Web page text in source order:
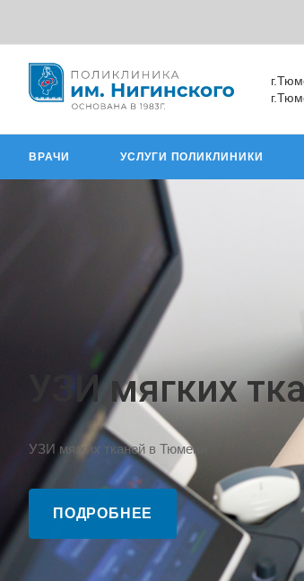
ВРАЧИ УСЛУГИ ПОЛИКЛИНИКИ
УЗИ мягких
УЗИ мягких тканей в Тюмени
ПОДРОБНЕЕ